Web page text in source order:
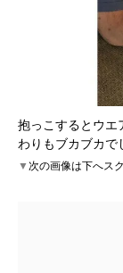
抱っこするとウエ
わりもブカブカで
▼次の画像は下へス